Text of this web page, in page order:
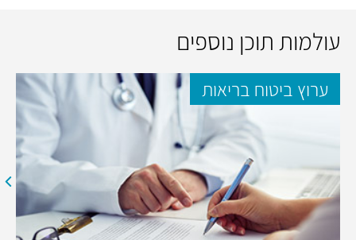
עולמות תוכן נוספים
ערוץ ביטוח בריאות